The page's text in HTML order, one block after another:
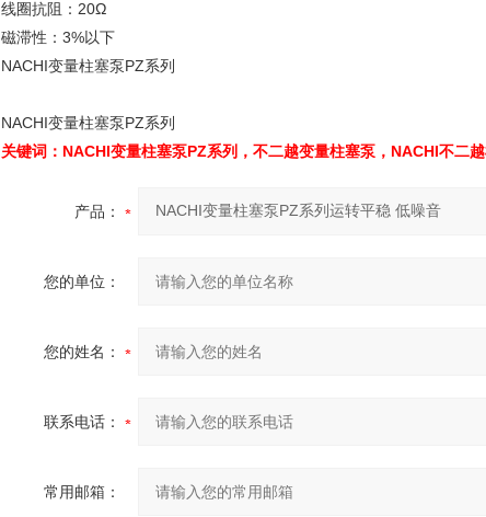
线圈抗阻：20Ω
磁滞性：3%以下
NACHI变量柱塞泵PZ系列
NACHI变量柱塞泵PZ系列
关键词：NACHI变量柱塞泵PZ系列，不二越变量柱塞泵，NACHI不二
产品：
您的单位：
您的姓名：
联系电话：
常用邮箱：